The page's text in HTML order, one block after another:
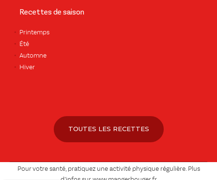
Recettes de saison
Printemps
Été
Automne
Hiver
TOUTES LES RECETTES
Pour votre santé, pratiquez une activité physique régulière. Plus